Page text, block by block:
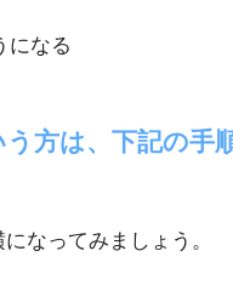
になる
方は、下記の手
なってみましょう。